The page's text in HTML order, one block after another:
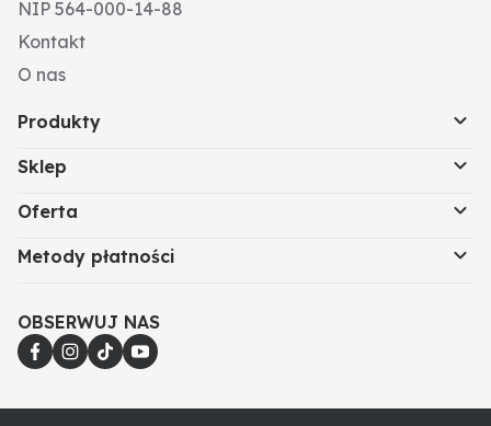
NIP 564-000-14-88
Kontakt
O nas
Produkty
Sklep
Oferta
Metody płatności
OBSERWUJ NAS